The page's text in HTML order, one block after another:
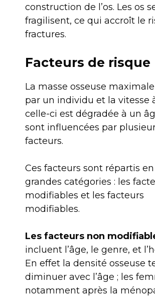
construction de l’os. Les os
fragilisent, ce qui accroît le
fractures.
Facteurs de risque
La masse osseuse
par un individu et la vitesse
celle-ci est dégradée à un
sont influencées par
facteurs.
Ces facteurs sont répartis
grandes catégories : les
modifiables et les facteurs
modifiables.
Les facteurs non
incluent l’âge, le genre, et
En effet la densité osseuse
diminuer avec l’âge ; les
notamment après la